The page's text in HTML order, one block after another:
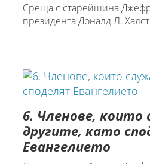
Среща с старейшина
президента Доналд Л.
6. Членове,
другите, като
Евангелието